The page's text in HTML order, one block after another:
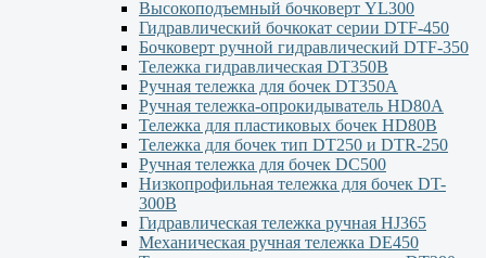
Высокоподъемный бочковерт YL300
Гидравлический бочкокат серии DTF-450
Бочковерт ручной гидравлический DTF-350
Тележка гидравлическая DT350B
Ручная тележка для бочек DT350A
Ручная тележка-опрокидыватель HD80A
Тележка для пластиковых бочек HD80B
Тележка для бочек тип DT250 и DTR-250
Ручная тележка для бочек DC500
Низкопрофильная тележка для бочек DT-
300В
Гидравлическая тележка ручная HJ365
Механическая ручная тележка DE450